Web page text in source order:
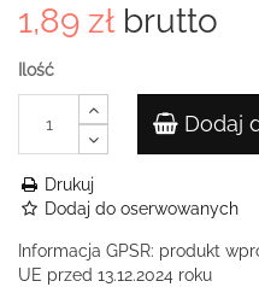
1,89 zł brutto
Ilość
Dodaj
Drukuj
Dodaj do oserwowanych
Informacja GPSR: produkt
UE przed 13.12.2024 roku